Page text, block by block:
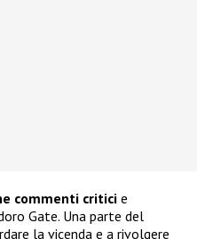
commenti criticie
Gate. Una parte del
la vicenda e a rivolgere